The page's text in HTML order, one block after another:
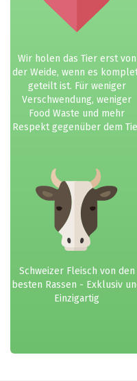
Wir holen das Tier erst von
der Weide, wenn es
geteilt ist. Für weniger
Verschwendung, weniger
Food Waste und mehr
Respekt gegenüber dem
Schweizer Fleisch von den
besten Rassen - Exklusiv
Einzigartig